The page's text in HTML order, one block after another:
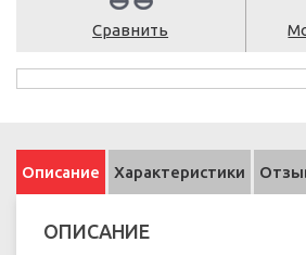
Сравнить
Описание Характеристики
ОПИСАНИЕ